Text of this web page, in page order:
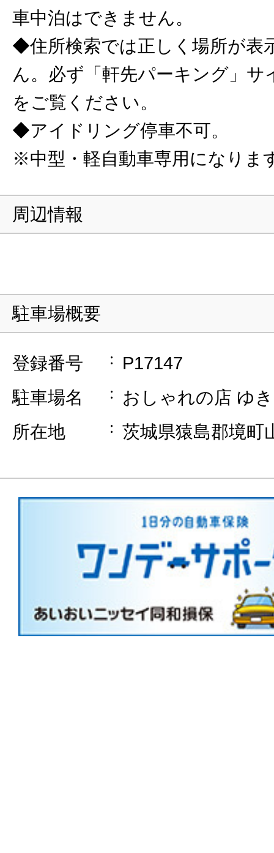
車中泊はできません。
◆住所検索では正しく場所が表
ん。必ず「軒先パーキング」サ
をご覧ください。
◆アイドリング停車不可。
※中型・軽自動車専用になりま
周辺情報
駐車場概要
登録番号
P17147
駐車場名
おしゃれの店 ゆき
所在地
茨城県猿島郡境町